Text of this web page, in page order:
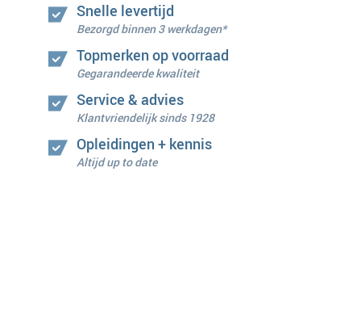
Snelle levertijd
Bezorgd binnen 3 werkdagen*
Topmerken op voorraad
Gegarandeerde kwaliteit
Service & advies
Klantvriendelijk sinds 1928
Opleidingen + kennis
Altijd up to date